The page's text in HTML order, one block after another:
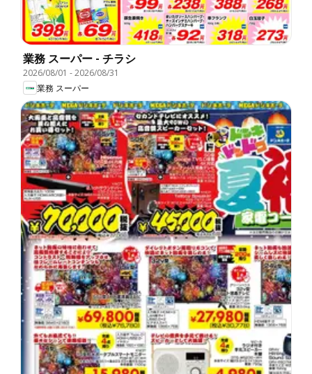
業務 スーパー - チラシ
2026/08/01 -2026/08/31
業務 スーパー